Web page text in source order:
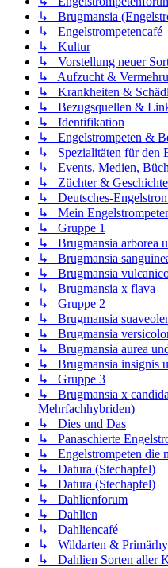
↳ Brugmansia
↳ Engelstrompetencafé
↳ Kultur
↳ Vorstellung neuer
↳ Aufzucht &
↳ Krankheiten &
↳ Bezugsquellen &
↳ Identifikation
↳ Engelstrompeten &
↳ Spezialitäten für den
↳ Events, Medien,
↳ Züchter & Geschichte
↳ Deutsches-
↳ Mein
↳ Gruppe 1
↳ Brugmansia arborea
↳ Brugmansia
↳ Brugmansia
↳ Brugmansia x flava
↳ Gruppe 2
↳ Brugmansia
↳ Brugmansia
↳ Brugmansia aurea
↳ Brugmansia insignis
↳ Gruppe 3
↳ Brugmansia x
Mehrfachhybriden)
↳ Dies und Das
↳ Panaschierte
↳ Engelstrompeten die
↳ Datura (Stechapfel)
↳ Datura (Stechapfel)
↳ Dahlienforum
↳ Dahlien
↳ Dahliencafé
↳ Wildarten &
↳ Dahlien Sorten aller